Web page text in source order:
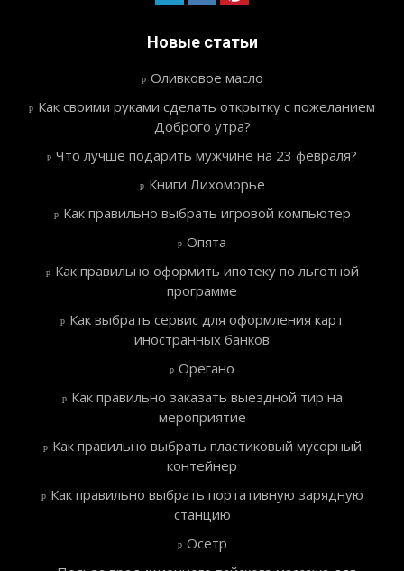
Новые статьи
Оливковое масло
Как своими руками сделать открытку с пожеланием
Доброго утра?
Что лучше подарить мужчине на 23 февраля?
Книги Лихоморье
Как правильно выбрать игровой компьютер
Опята
Как правильно оформить ипотеку по льготной
программе
Как выбрать сервис для оформления карт
иностранных банков
Орегано
Как правильно заказать выездной тир на
мероприятие
Как правильно выбрать пластиковый мусорный
контейнер
Как правильно выбрать портативную зарядную
станцию
Осетр